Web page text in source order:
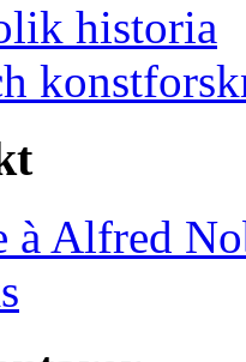
historia
à Alfred